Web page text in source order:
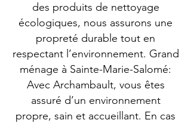
des produits de nettoyage
écologiques, nous assurons une
propreté durable tout en
respectant l’environnement. Grand
ménage à Sainte-Marie-Salomé:
Avec Archambault, vous êtes
assuré d’un environnement
propre, sain et accueillant. En cas